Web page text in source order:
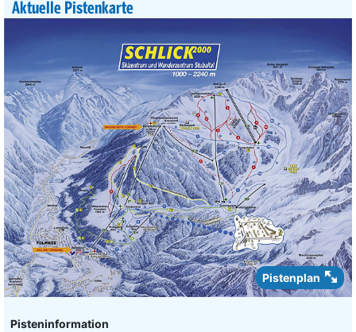
Aktuelle Pistenkarte
Pistenplan
Pisteninformation